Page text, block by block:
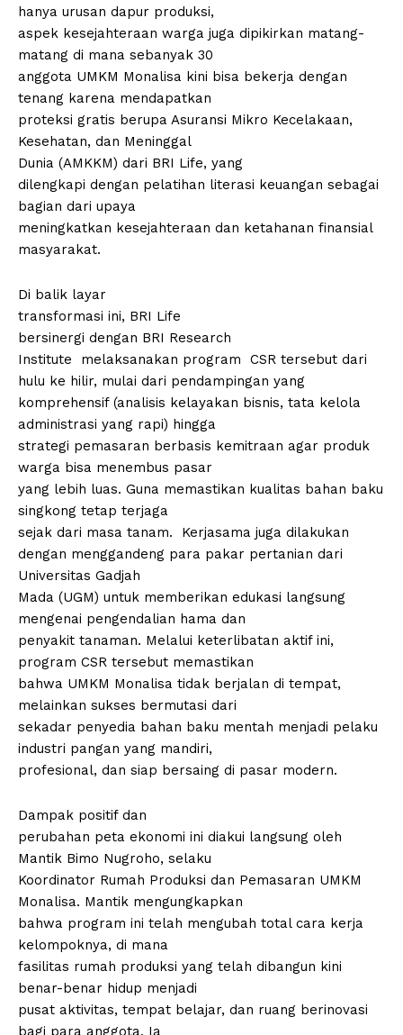
hanya urusan dapur produksi,
aspek kesejahteraan warga juga dipikirkan matang-
matang di mana sebanyak 30
anggota UMKM Monalisa kini bisa bekerja dengan
tenang karena mendapatkan
proteksi gratis berupa Asuransi Mikro Kecelakaan,
Kesehatan, dan Meninggal
Dunia (AMKKM) dari BRI Life, yang
dilengkapi dengan pelatihan literasi keuangan sebagai
bagian dari upaya
meningkatkan kesejahteraan dan ketahanan finansial
masyarakat.
Di balik layar
transformasi ini, BRI Life
bersinergi dengan BRI Research
Institute melaksanakan program CSR tersebut dari
hulu ke hilir, mulai dari pendampingan yang
komprehensif (analisis kelayakan bisnis, tata kelola
administrasi yang rapi) hingga
strategi pemasaran berbasis kemitraan agar produk
warga bisa menembus pasar
yang lebih luas. Guna memastikan kualitas bahan baku
singkong tetap terjaga
sejak dari masa tanam. Kerjasama juga dilakukan
dengan menggandeng para pakar pertanian dari
Universitas Gadjah
Mada (UGM) untuk memberikan edukasi langsung
mengenai pengendalian hama dan
penyakit tanaman. Melalui keterlibatan aktif ini,
program CSR tersebut memastikan
bahwa UMKM Monalisa tidak berjalan di tempat,
melainkan sukses bermutasi dari
sekadar penyedia bahan baku mentah menjadi pelaku
industri pangan yang mandiri,
profesional, dan siap bersaing di pasar modern.
Dampak positif dan
perubahan peta ekonomi ini diakui langsung oleh
Mantik Bimo Nugroho, selaku
Koordinator Rumah Produksi dan Pemasaran UMKM
Monalisa. Mantik mengungkapkan
bahwa program ini telah mengubah total cara kerja
kelompoknya, di mana
fasilitas rumah produksi yang telah dibangun kini
benar-benar hidup menjadi
pusat aktivitas, tempat belajar, dan ruang berinovasi
bagi para anggota. Ia